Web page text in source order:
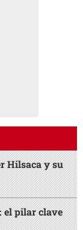
Hilsaca y su
el pilar clave